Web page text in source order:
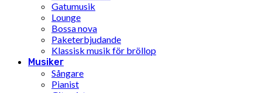
Gatumusik
Lounge
Bossa nova
Paketerbjudande
Klassisk musik för bröllop
Musiker
Sångare
Pianist